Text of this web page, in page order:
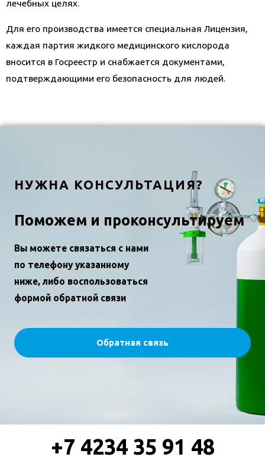
лечебных целях.
Для его производства имеется специальная Лицензия,
каждая партия жидкого медицинского кислорода
вносится в Госреестр и снабжается документами,
подтверждающими его безопасность для людей.
НУЖНА КОНСУЛЬТАЦИЯ?
Поможем и проконсультируем
Вы можете связаться с нами
по телефону указанному
ниже, либо воспользоваться
формой обратной связи
Обратная связь
+7 4234 35 91 48